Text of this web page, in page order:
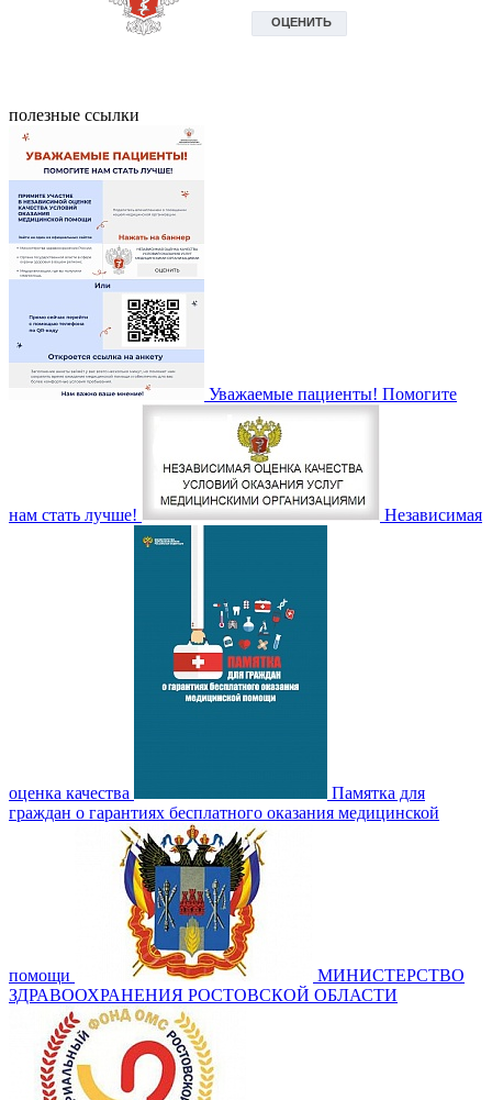
полезные ссылки
Уважаемые пациенты! Помогите
нам стать лучше! Независимая
оценка качества
Памятка для
граждан о гарантиях бесплатного оказания медицинской
помощи
МИНИСТЕРСТВО
ЗДРАВООХРАНЕНИЯ РОСТОВСКОЙ ОБЛАСТИ